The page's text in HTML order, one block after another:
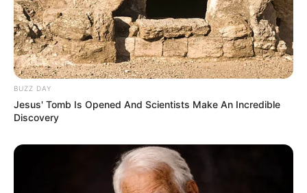
BUZZ DAY
Jesus' Tomb Is Opened And Scientists Make An Incredible
Discovery